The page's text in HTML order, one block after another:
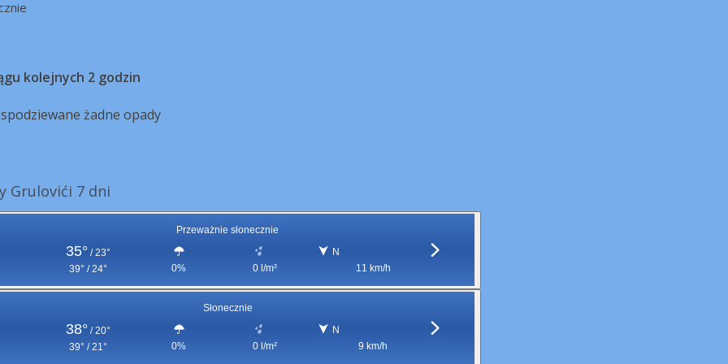
kolejnych 2 godzin
żadne opady
Grulovići 7 dni
Przeważnie słonecznie
35° / 23°
39° / 24°
0% 0 l/m²
N
11 km/h
Słonecznie
38° / 20°
39° / 21°
0% 0 l/m²
N
9 km/h